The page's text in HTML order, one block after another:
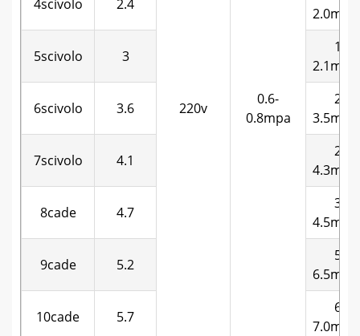
220v
0.6-
0.8mpa
4scivolo 2.4
2.0m3/
5scivolo 3
1.3-
2.1m3/
6scivolo 3.6
2.0-
3.5m3/
7scivolo 4.1
2.5-
4.3m3/
8cade 4.7
3.0-
4.5m3/
9cade 5.2
5.0-
6.5m3/
10cade 5.7
6.0-
7.0m3/